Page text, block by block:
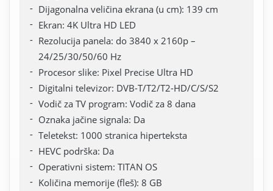
Dijagonalna veličina ekrana (u cm): 139 cm
Ekran: 4K Ultra HD LED
Rezolucija panela: do 3840 x 2160p –
24/25/30/50/60 Hz
Procesor slike: Pixel Precise Ultra HD
Digitalni televizor: DVB-T/T2/T2-HD/C/S/S2
Vodič za TV program: Vodič za 8 dana
Oznaka jačine signala: Da
Teletekst: 1000 stranica hiperteksta
HEVC podrška: Da
Operativni sistem: TITAN OS
Količina memorije (fleš): 8 GB